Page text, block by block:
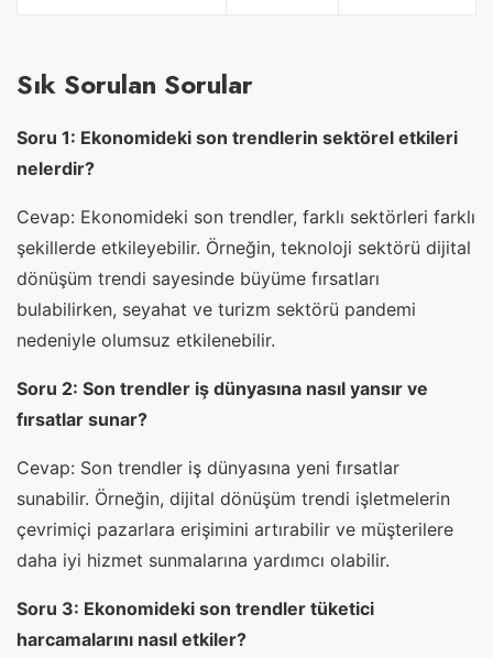
Sık Sorulan Sorular
Soru 1: Ekonomideki son trendlerin sektörel etkileri
nelerdir?
Cevap: Ekonomideki son trendler, farklı sektörleri farklı
şekillerde etkileyebilir. Örneğin, teknoloji sektörü dijital
dönüşüm trendi sayesinde büyüme fırsatları
bulabilirken, seyahat ve turizm sektörü pandemi
nedeniyle olumsuz etkilenebilir.
Soru 2: Son trendler iş dünyasına nasıl yansır ve
fırsatlar sunar?
Cevap: Son trendler iş dünyasına yeni fırsatlar
sunabilir. Örneğin, dijital dönüşüm trendi işletmelerin
çevrimiçi pazarlara erişimini artırabilir ve müşterilere
daha iyi hizmet sunmalarına yardımcı olabilir.
Soru 3: Ekonomideki son trendler tüketici
harcamalarını nasıl etkiler?